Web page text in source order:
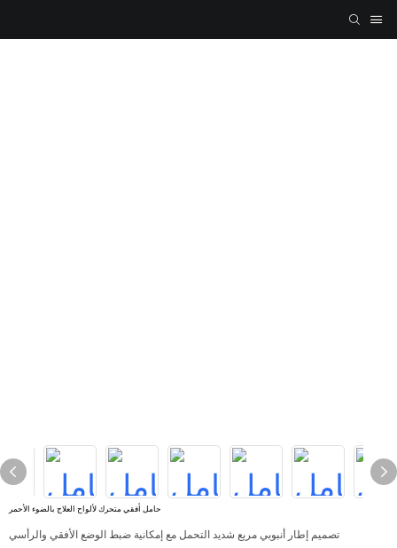
حامل أفقي متحرك لألواح العلاج بالضوء الأحمر
تصميم إطار أنبوبي مربع شديد التحمل مع إمكانية ضبط الوضع الأفقي والرأسي